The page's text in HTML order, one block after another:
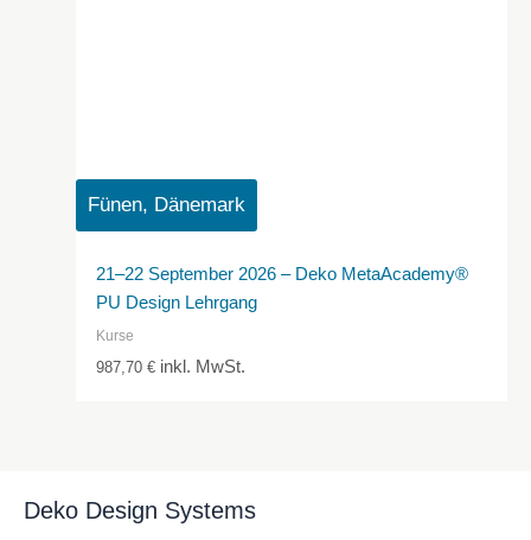
Fünen, Dänemark
21–22 September 2026 – Deko MetaAcademy®
PU Design Lehrgang
Kurse
987,70€ inkl. MwSt.
Deko Design Systems